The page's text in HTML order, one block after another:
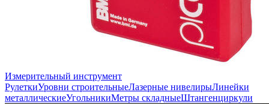
Измерительный инструмент
РулеткиУровни строительныеЛазерные нивелирыЛинейки
металлическиеУгольникиМетры складныеШтангенциркули